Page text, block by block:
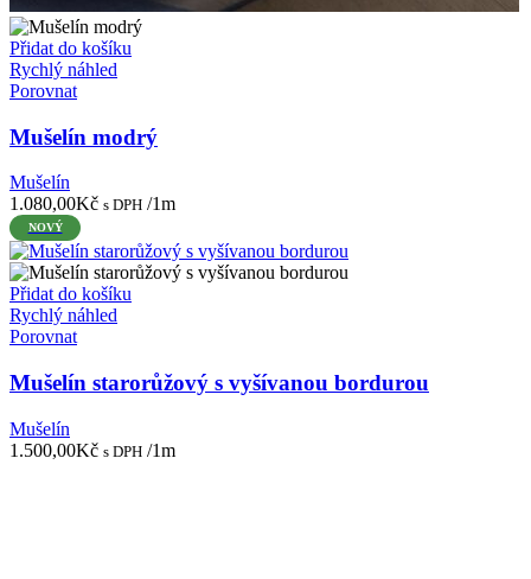
Přidat do košíku
Rychlý náhled
Porovnat
Mušelín modrý
Mušelín
1.080,00Kč s DPH /1m
NOVÝ
Přidat do košíku
Rychlý náhled
Porovnat
Mušelín starorůžový s vyšívanou bordurou
Mušelín
1.500,00Kč s DPH /1m